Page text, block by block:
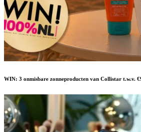
WIN: 3 onmisbare zonneproducten van Collistar t.w.v.